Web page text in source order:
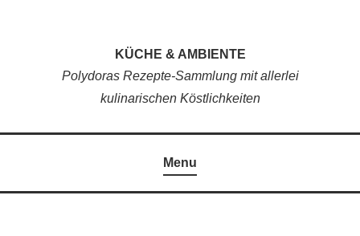
KÜCHE & AMBIENTE
Polydoras Rezepte-Sammlung mit allerlei
kulinarischen Köstlichkeiten
Menu